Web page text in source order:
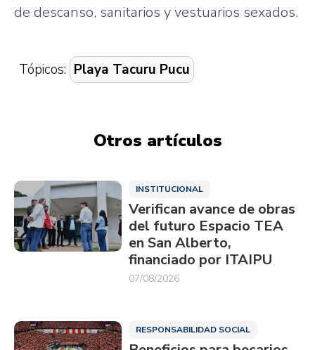
de descanso, sanitarios y vestuarios sexados.
Tópicos: Playa Tacuru Pucu
Otros artículos
INSTITUCIONAL
Verifican avance de obras
del futuro Espacio TEA
en San Alberto,
financiado por ITAIPU
07/08/2026
RESPONSABILIDAD SOCIAL